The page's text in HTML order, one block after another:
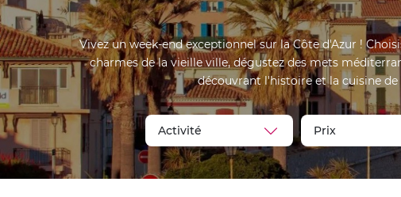
Vivez un week-end exceptionnel sur la Côte d'Azur !
charmes de la vieille ville, dégustez des mets
découvrant l'histoire et la cuisine